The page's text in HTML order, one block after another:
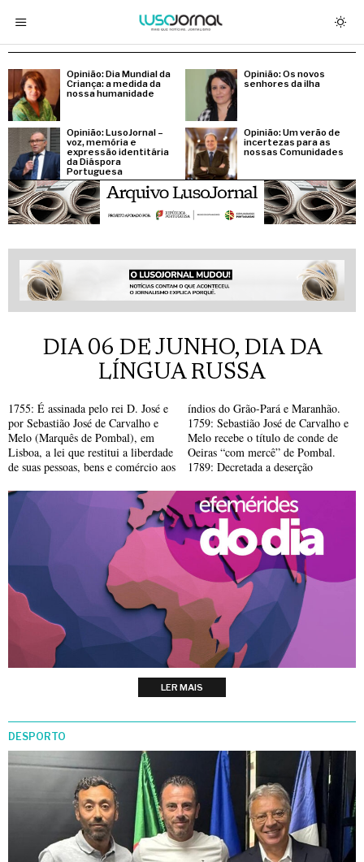
Opinião: Dia Mundial da
Criança: a medida da
nossa humanidade
Opinião: Os novos
senhores da ilha
Opinião: LusoJornal –
voz, memória e
expressão identitária
da Diáspora
Portuguesa
Opinião: Um verão de
incertezas para as
nossas Comunidades
DIA 06 DE JUNHO, DIA DA
LÍNGUA RUSSA
1755: É assinada pelo rei D. José e
por Sebastião José de Carvalho e
Melo (Marquês de Pombal), em
Lisboa, a lei que restitui a liberdade
de suas pessoas, bens e comércio aos
índios do Grão-Pará e Maranhão.
1759: Sebastião José de Carvalho e
Melo recebe o título de conde de
Oeiras “com mercê” de Pombal.
1789: Decretada a deserção
LER MAIS
DESPORTO